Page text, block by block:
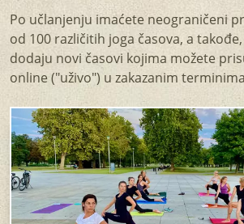
Po učlanjenju imaćete neograničeni
od 100 različitih joga časova, a
dodaju novi časovi kojima možete
online ("uživo") u zakazanim